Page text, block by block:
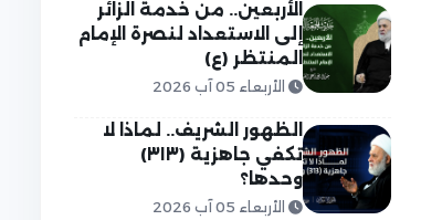
الأربعين.. من خدمة الزائر
إلى الاستعداد لنصرة الإمام
المنتظر (ع)
الأربعاء 05 آب 2026
الظهور الشريف.. لماذا لا
تكفي جاهزية (٣١٣)
وحدها؟
الأربعاء 05 آب 2026